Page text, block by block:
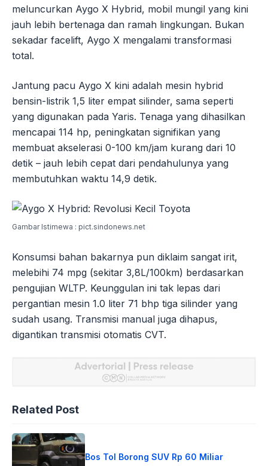
meluncurkan Aygo X Hybrid, mobil mungil yang kini
jauh lebih bertenaga dan ramah lingkungan. Bukan
sekadar facelift, Aygo X mengalami transformasi
total.
Jantung pacu Aygo X kini adalah mesin hybrid
bensin-listrik 1,5 liter empat silinder, sama seperti
yang digunakan pada Yaris. Tenaga yang dihasilkan
mencapai 114 hp, peningkatan signifikan yang
membuat akselerasi 0-100 km/jam kurang dari 10
detik – jauh lebih cepat dari pendahulunya yang
membutuhkan waktu 14,9 detik.
Gambar Istimewa : pict.sindonews.net
Konsumsi bahan bakarnya pun diklaim sangat irit,
melebihi 74 mpg (sekitar 3,8L/100km) berdasarkan
pengujian WLTP. Keunggulan ini tak lepas dari
pergantian mesin 1.0 liter 71 bhp tiga silinder yang
sudah usang. Transmisi manual juga dihapus,
digantikan transmisi otomatis CVT.
Related Post
Bos Tol Borong SUV Rp 60 Miliar